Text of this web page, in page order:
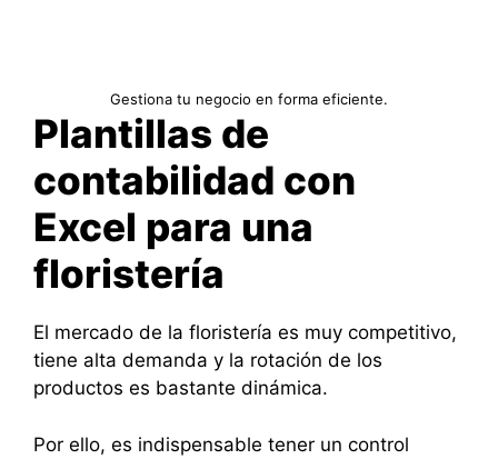
Gestiona tu negocio en forma eficiente.
Plantillas de
contabilidad con
Excel para una
floristería
El mercado de la floristería es muy competitivo,
tiene alta demanda y la rotación de los
productos es bastante dinámica.
Por ello, es indispensable tener un control